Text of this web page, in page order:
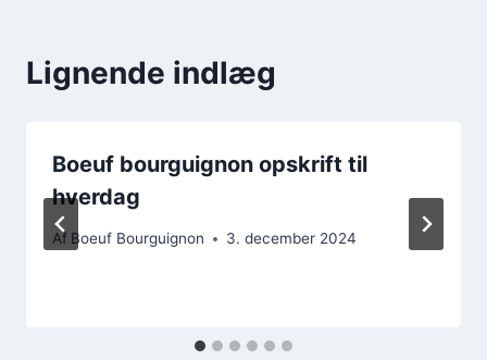
Lignende indlæg
Boeuf bourguignon opskrift til
hverdag
Af Boeuf Bourguignon 3. december 2024